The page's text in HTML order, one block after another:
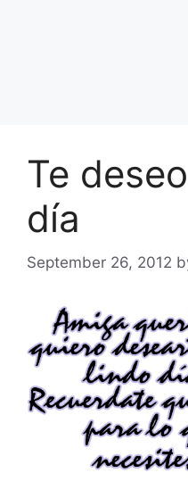
Te
día
September 26, 2012